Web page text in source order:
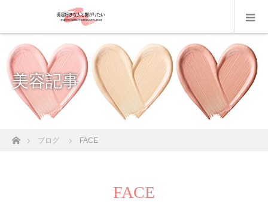
美容記事
ホームブログ FACE
FACE